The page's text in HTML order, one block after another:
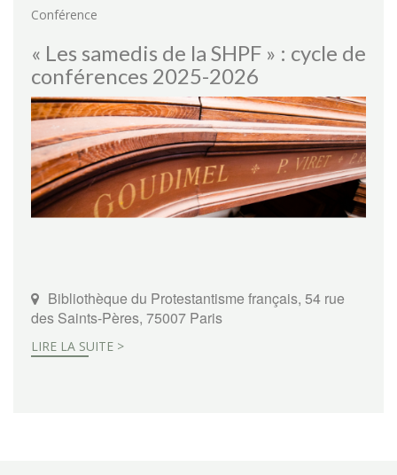
Conférence
« Les samedis de la SHPF » : cycle de
conférences 2025-2026
Bibliothèque du Protestantisme français, 54 rue
des Saints-Pères, 75007 Paris
LIRE LA SUITE >